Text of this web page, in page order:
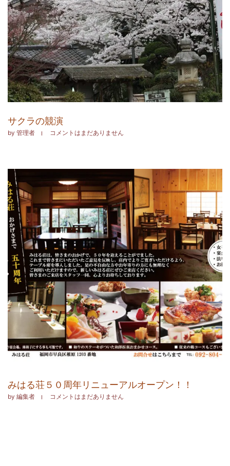
サクラの競演
by 管理者 コメントはまだありません
みはる荘５０周年リニューアルオープン！！
by 編集者 コメントはまだありません